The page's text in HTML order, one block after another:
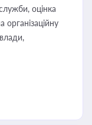
оцінка
організаційну